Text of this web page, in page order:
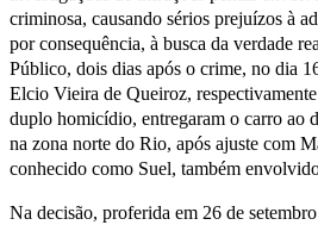
criminosa, causando sérios prejuízos à
por consequência, à busca da verdade
Público, dois dias após o crime, no dia
Elcio Vieira de Queiroz,
duplo homicídio, entregaram o carro ao
na zona norte do Rio, após ajuste com
conhecido como Suel, também
Na decisão, proferida em 26 de